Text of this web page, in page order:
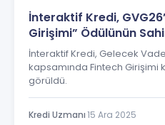
İnteraktif Kredi,
Girişimi” Ödülünün
İnteraktif Kredi, Gelecek
kapsamında Fintech Girişimi
görüldü.
Kredi Uzmanı·15 Ara 2025